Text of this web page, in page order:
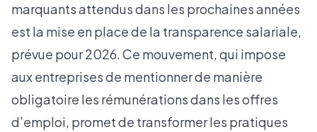
marquants attendus dans les prochaines années
est la mise en place de la transparence salariale,
prévue pour 2026. Ce mouvement, qui impose
aux entreprises de mentionner de manière
obligatoire les rémunérations dans les offres
d’emploi, promet de transformer les pratiques